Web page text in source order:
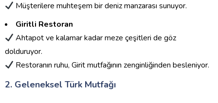
Müşterilere muhteşem bir deniz manzarası sunuyor.
Giritli Restoran
Ahtapot ve kalamar kadar meze çeşitleri de göz
dolduruyor.
Restoranın ruhu, Girit mutfağının zenginliğinden besleniyor.
2. Geleneksel Türk Mutfağı